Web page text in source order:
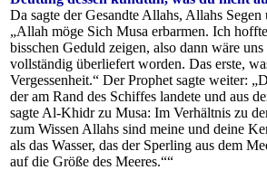
Da sagte der Gesandte Allahs, Allahs
„Allah möge Sich Musa erbarmen. Ich
bisschen Geduld zeigen, also dann wäre
vollständig überliefert worden. Das erste,
Vergessenheit.“ Der Prophet sagte weiter:
der am Rand des Schiffes landete und aus
sagte Al-Khidr zu Musa: Im Verhältnis zu
zum Wissen Allahs sind meine und deine
als das Wasser, das der Sperling aus dem
auf die Größe des Meeres.““